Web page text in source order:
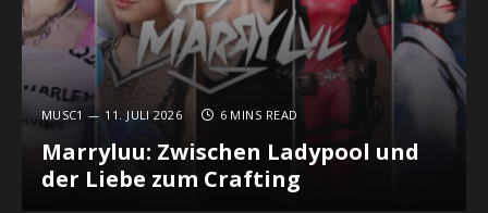
MUSC1 11. JULI 2026 6 MINS READ
Marryluu: Zwischen Ladypool und
der Liebe zum Crafting